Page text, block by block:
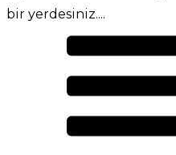
bir yerdesiniz....